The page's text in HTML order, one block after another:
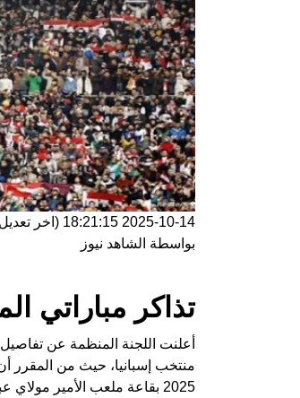
2025-10-14 18:21:15 (اخر تعديل
بواسطة الشاهد نيوز
تذاكر مباراتي
أعلنت اللجنة المنظمة عن
2025 بقاعة ملعب الأمير مولاي عبد الله، بينما ستُقام المباراة الثانية يوم الثلاثاء 21 أكتوبر 2025 بقاعة ابن ياسين.